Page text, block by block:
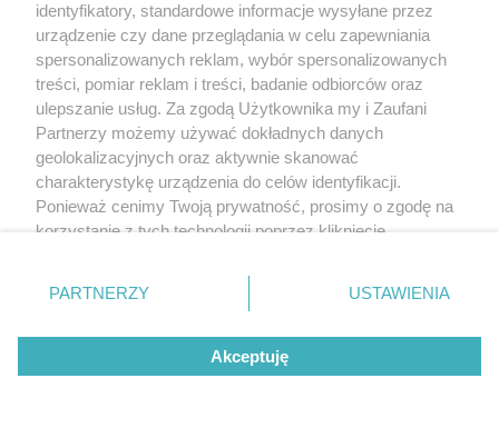
identyfikatory, standardowe informacje wysyłane przez
urządzenie czy dane przeglądania w celu zapewniania
spersonalizowanych reklam, wybór spersonalizowanych
treści, pomiar reklam i treści, badanie odbiorców oraz
ulepszanie usług. Za zgodą Użytkownika my i Zaufani
Partnerzy możemy używać dokładnych danych
geolokalizacyjnych oraz aktywnie skanować
charakterystykę urządzenia do celów identyfikacji.
Ponieważ cenimy Twoją prywatność, prosimy o zgodę na
korzystanie z tych technologii poprzez kliknięcie
zmienić/wycofać klikając przycisk ustawień prywatności
znajdujący się w lewym dolnym rogu strony
rodzaje przetwarzania danych nie wymagają zgody
użytkownika, ale masz prawo sprzeciwić się takiemu
przetwarzaniu. Preferencje będą miały zastosowanie tylko
PARTNERZY USTAWIENIA
Akceptuję